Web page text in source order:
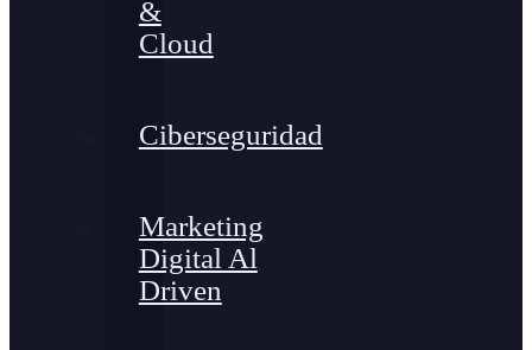
&
Cloud
Ciberseguridad
Marketing
Digital Al
Driven